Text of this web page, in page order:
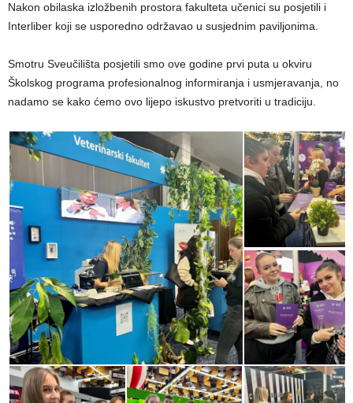
Nakon obilaska izložbenih prostora fakulteta učenici su posjetili i
Interliber koji se usporedno održavao u susjednim paviljonima.
Smotru Sveučilišta posjetili smo ove godine prvi puta u okviru
Školskog programa profesionalnog informiranja i usmjeravanja, no
nadamo se kako ćemo ovo lijepo iskustvo pretvoriti u tradiciju.